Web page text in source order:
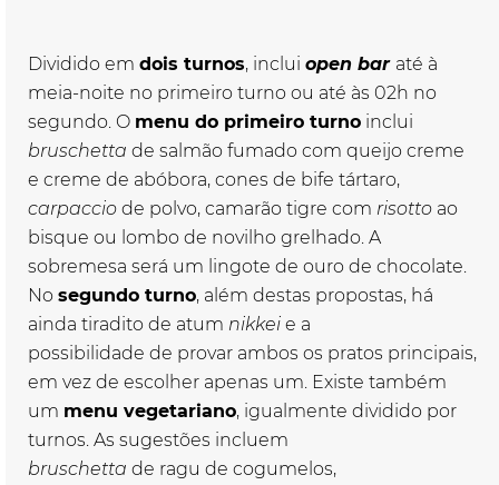
Dividido em dois turnos, inclui open bar até à
meia-noite no primeiro turno ou até às 02h no
segundo. O menu do primeiro turno inclui
bruschetta de salmão fumado com queijo creme
e creme de abóbora, cones de bife tártaro,
carpaccio de polvo, camarão tigre com risotto ao
bisque ou lombo de novilho grelhado. A
sobremesa será um lingote de ouro de chocolate.
No segundo turno, além destas propostas, há
ainda tiradito de atum nikkei e a
possibilidade de provar ambos os pratos principais,
em vez de escolher apenas um. Existe também
um menu vegetariano, igualmente dividido por
turnos. As sugestões incluem
bruschetta de ragu de cogumelos,